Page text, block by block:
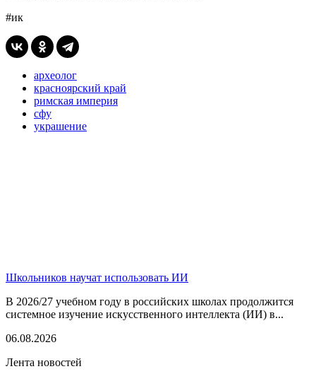
#ик
археолог
красноярский край
римская империя
сфу
украшение
Школьников научат использовать ИИ
В 2026/27 учебном году в российских школах продолжится
системное изучение искусственного интеллекта (ИИ) в...
06.08.2026
Лента новостей